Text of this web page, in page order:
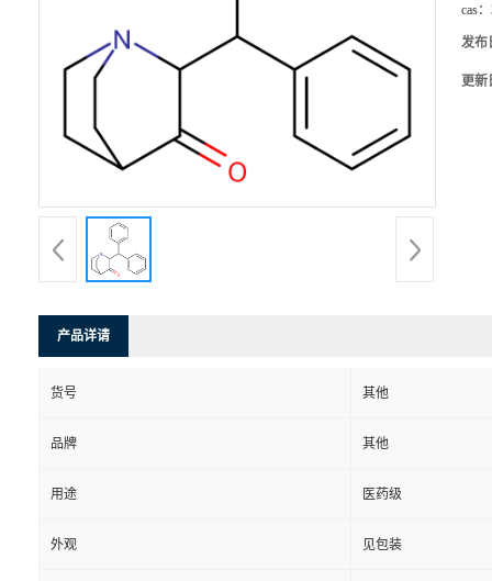
cas：
发布
更新
产品详请
货号 其他
品牌 其他
用途 医药级
外观 见包装